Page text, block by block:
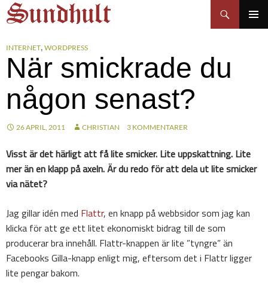
Hoppa
till
Sundhults blogg
Sök
INTERNET, WORDPRESS
När smickrade du
någon senast?
26 APRIL, 2011 CHRISTIAN 3 KOMMENTARER
Visst är det härligt att få lite smicker. Lite uppskattning. Lite
mer än en klapp på axeln. Är du redo för att dela ut lite smicker
via nätet?
Jag gillar idén med Flattr, en knapp på webbsidor som jag kan
klicka för att ge ett litet ekonomiskt bidrag till de som
producerar bra innehåll. Flattr-knappen är lite ”tyngre” än
Facebooks Gilla-knapp enligt mig, eftersom det i Flattr ligger
lite pengar bakom.